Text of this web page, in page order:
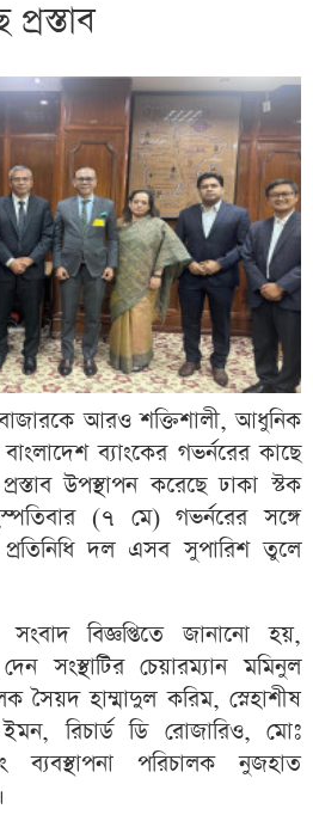
আরও শক্তিশালী, আধুনিক
ব্যাংকের গভর্নরের কাছে
উপস্থাপন করেছে ঢাকা স্টক
(৭ মে) গভর্নরের সঙ্গে
দল এসব সুপারিশ তুলে
বিজ্ঞপ্তিতে জানানো হয়,
সংস্থাটির চেয়ারম্যান মমিনুল
হাম্মাদুল করিম, স্নেহাশীষ
রিচার্ড ডি রোজারিও, মোঃ
পরিচালক নুজহাত